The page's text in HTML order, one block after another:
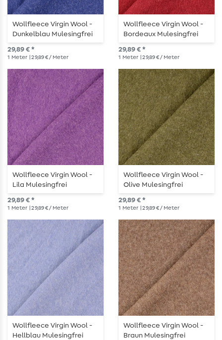
Wollfleece Virgin Wool -
Dunkelblau Mulesingfrei
29,89 € *
1 Meter | 29,89 € / Meter
Wollfleece Virgin Wool -
Bordeaux Mulesingfrei
29,89 € *
1 Meter | 29,89 € / Meter
Wollfleece Virgin Wool -
Lila Mulesingfrei
29,89 € *
1 Meter | 29,89 € / Meter
Wollfleece Virgin Wool -
Olive Mulesingfrei
29,89 € *
1 Meter | 29,89 € / Meter
Wollfleece Virgin Wool -
Hellblau Mulesingfrei
Wollfleece Virgin Wool -
Braun Mulesingfrei